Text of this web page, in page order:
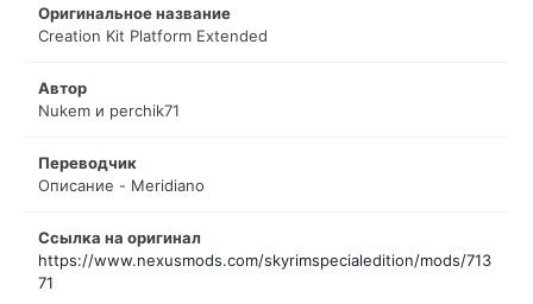
Оригинальное название
Creation Kit Platform Extended
Автор
Nukem и perchik71
Переводчик
Описание - Meridiano
Ссылка на оригинал
https://www.nexusmods.com/skyrimspecialedition/mods/713
71